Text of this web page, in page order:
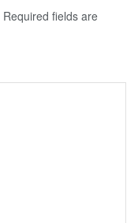
Required fields are